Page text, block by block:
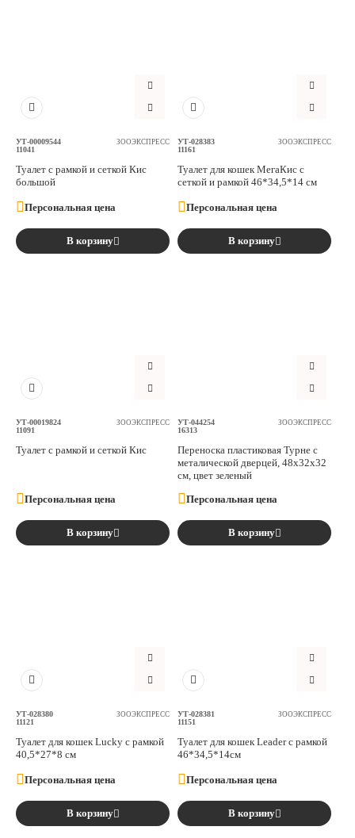
УТ-00009544
11041
ЗООЭКСПРЕСС
Туалет с рамкой и сеткой Кис
большой
Персональная цена
В корзину
УТ-028383
11161
ЗООЭКСПРЕСС
Туалет для кошек МегаКис с
сеткой и рамкой 46*34,5*14 см
Персональная цена
В корзину
УТ-00019824
11091
ЗООЭКСПРЕСС
Туалет с рамкой и сеткой Кис
Персональная цена
В корзину
УТ-044254
16313
ЗООЭКСПРЕСС
Переноска пластиковая Турне с
металической дверцей, 48х32х32
см, цвет зеленый
Персональная цена
В корзину
УТ-028380
11121
ЗООЭКСПРЕСС
Туалет для кошек Lucky с рамкой
40,5*27*8 см
Персональная цена
В корзину
УТ-028381
11151
ЗООЭКСПРЕСС
Туалет для кошек Leader с рамкой
46*34,5*14см
Персональная цена
В корзину